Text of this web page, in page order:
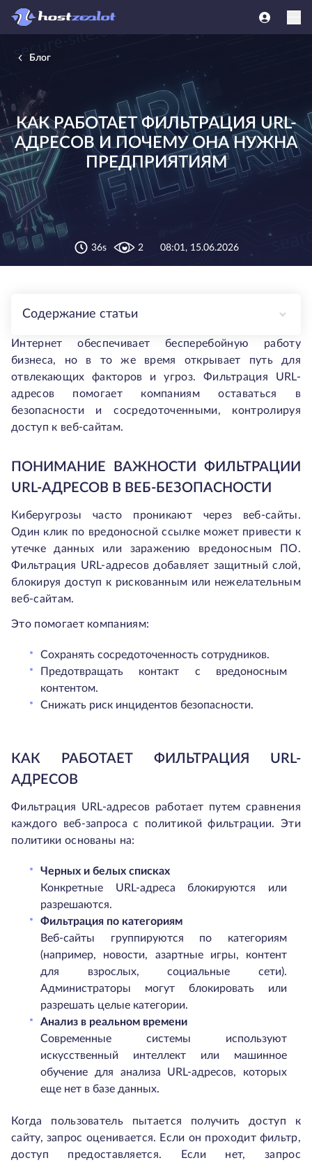
Блог
КАК РАБОТАЕТ ФИЛЬТРАЦИЯ URL-
АДРЕСОВ И ПОЧЕМУ ОНА НУЖНА
ПРЕДПРИЯТИЯМ
36s 2 08:01, 15.06.2026
Содержание статьи
Интернет обеспечивает бесперебойную работу
бизнеса, но в то же время открывает путь для
отвлекающих факторов и угроз. Фильтрация URL-
адресов помогает компаниям оставаться в
безопасности и сосредоточенными, контролируя
доступ к веб-сайтам.
ПОНИМАНИЕ ВАЖНОСТИ ФИЛЬТРАЦИИ
URL-АДРЕСОВ В ВЕБ-БЕЗОПАСНОСТИ
Киберугрозы часто проникают через веб-сайты.
Один клик по вредоносной ссылке может привести к
утечке данных или заражению вредоносным ПО.
Фильтрация URL-адресов добавляет защитный слой,
блокируя доступ к рискованным или нежелательным
веб-сайтам.
Это помогает компаниям:
Сохранять сосредоточенность сотрудников.
Предотвращать контакт с вредоносным
контентом.
Снижать риск инцидентов безопасности.
КАК РАБОТАЕТ ФИЛЬТРАЦИЯ URL-
АДРЕСОВ
Фильтрация URL-адресов работает путем сравнения
каждого веб-запроса с политикой фильтрации. Эти
политики основаны на:
Черных и белых списках
Конкретные URL-адреса блокируются или
разрешаются.
Фильтрация по категориям
Веб-сайты группируются по категориям
(например, новости, азартные игры, контент
для взрослых, социальные сети).
Администраторы могут блокировать или
разрешать целые категории.
Анализ в реальном времени
Современные системы используют
искусственный интеллект или машинное
обучение для анализа URL-адресов, которых
еще нет в базе данных.
Когда пользователь пытается получить доступ к
сайту, запрос оценивается. Если он проходит фильтр,
доступ предоставляется. Если нет, запрос